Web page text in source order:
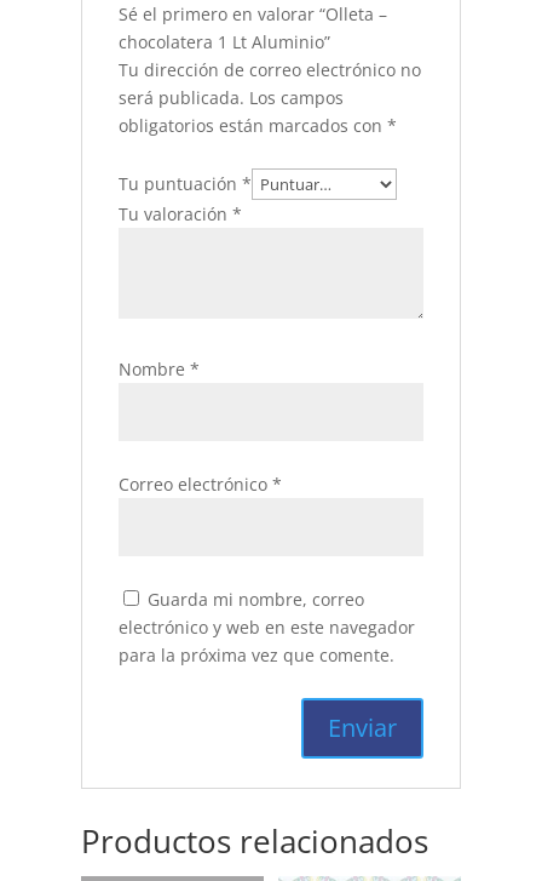
Sé el primero en valorar “Olleta –
chocolatera 1 Lt Aluminio”
Tu dirección de correo electrónico no
será publicada. Los campos
obligatorios están marcados con*
Tu puntuación*
Tu valoración*
Nombre*
Correo electrónico*
Guarda mi nombre, correo
electrónico y web en este navegador
para la próxima vez que comente.
Productos relacionados